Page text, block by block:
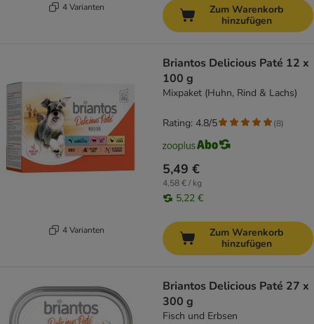
4 Varianten
Zum Warenkorb
hinzufügen
4 Varianten
Briantos Delicious Paté 12 x
100 g
Mixpaket (Huhn, Rind & Lachs)
5,49 €
4,58 € / kg
5,22 €
Rating: 4.8/5 (8)
Zum Warenkorb
hinzufügen
Briantos Delicious Paté 27 x
300 g
Fisch und Erbsen